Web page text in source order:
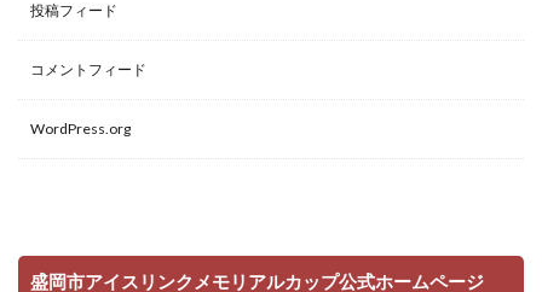
投稿フィード
コメントフィード
WordPress.org
盛岡市アイスリンクメモリアルカップ公式ホームページ